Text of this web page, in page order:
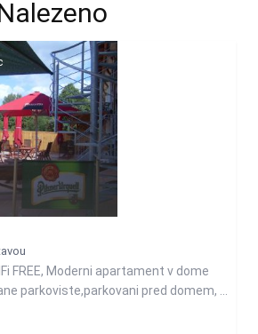
FREE, Moderni apartament v dome
parkoviste,parkovani pred domem, ...